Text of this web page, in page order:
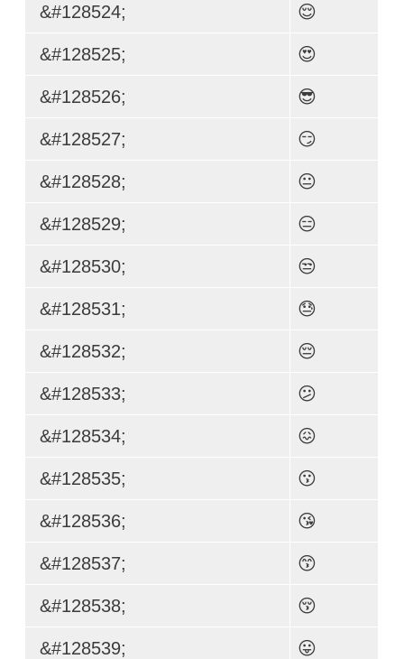
&#128524; 😌
&#128525; 😍
&#128526; 😎
&#128527; 😏
&#128528; 😐
&#128529; 😑
&#128530; 😒
&#128531; 😓
&#128532; 😔
&#128533; 😕
&#128534; 😖
&#128535; 😗
&#128536; 😘
&#128537; 😙
&#128538; 😚
&#128539; 😛